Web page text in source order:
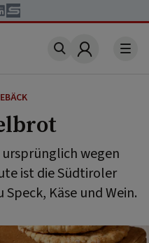
Account
wegen
ist die Südtiroler
Käse und Wein.